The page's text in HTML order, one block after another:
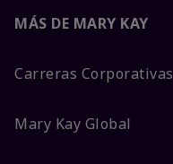
MÁS DE MARY KAY
Carreras Corporativas
Mary Kay Global